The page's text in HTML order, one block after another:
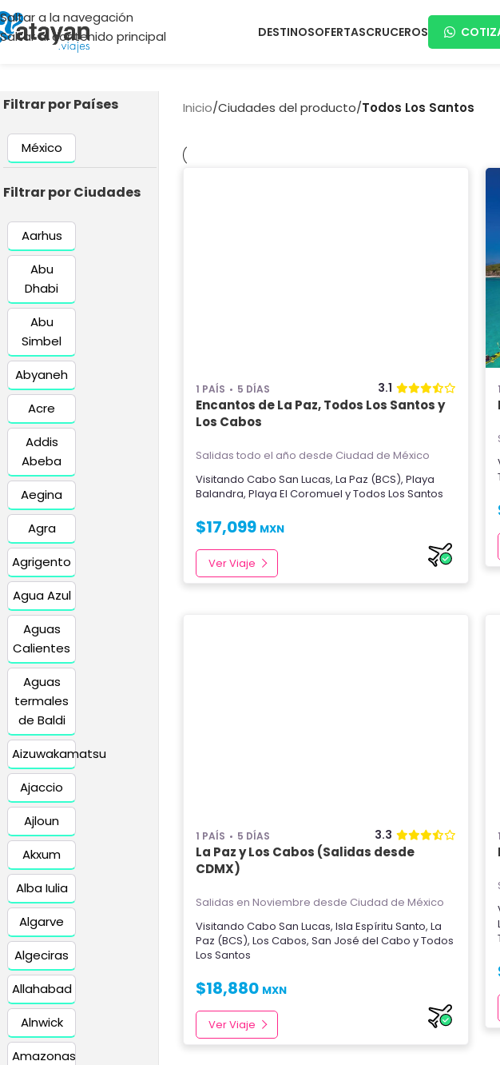
Saltar a la navegación
Saltar al contenido principal
DESTINOSOFERTASCRUCEROS
Filtrar por Países
México
Filtrar por Ciudades
Aarhus
Abu
Dhabi
Abu
Simbel
Abyaneh
Acre
Addis
Abeba
Aegina
Agra
Agrigento
Agua Azul
Aguas
Calientes
Aguas
termales
de Baldi
Aizuwakamatsu
Ajaccio
Ajloun
Akxum
Alba Iulia
Algarve
Algeciras
Allahabad
Alnwick
Amazonas
Inicio/Ciudades del producto/Todos Los Santos
1 PAÍS 5 DÍAS 3.1
Encantos de La Paz, Todos Los Santos y
Los Cabos
Salidas todo el año desde Ciudad de México
Visitando Cabo San Lucas, La Paz (BCS), Playa
Balandra, Playa El Coromuel yTodos Los Santos
$17,099 MXN
Ver Viaje
1 PAÍS 5 DÍAS 3.3
La Paz y Los Cabos (Salidas desde
CDMX)
Salidas en Noviembre desde Ciudad de México
Visitando Cabo San Lucas, Isla Espíritu Santo, La
Paz (BCS), Los Cabos, San José del Cabo yTodos
Los Santos
$18,880 MXN
Ver Viaje